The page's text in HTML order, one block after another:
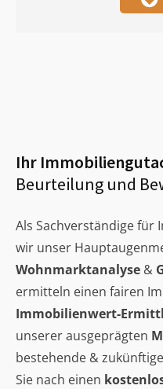
Ihr
Beurteilung und
Als Sachverständige für
wir unser
Wohnmarktanalyse &
ermitteln einen fairen
Immobilienwert-
unserer ausgeprägten
bestehende &
Sie nach einen